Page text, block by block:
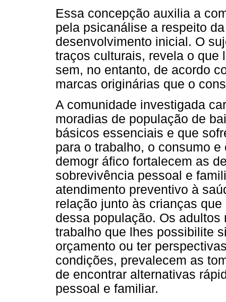
Essa concepção auxilia a
pela psicanálise a respeito
desenvolvimento inicial. O
traços culturais, revela o que
sem, no entanto, de acordo
marcas originárias que o
A comunidade investigada
moradias de população de
básicos essenciais e que
para o trabalho, o consumo
demogr áfico fortalecem as
sobrevivência pessoal e
atendimento preventivo à
relação junto às crianças
dessa população. Os
trabalho que lhes possibilite
orçamento ou ter
condições, prevalecem as
de encontrar alternativas
pessoal e familiar.